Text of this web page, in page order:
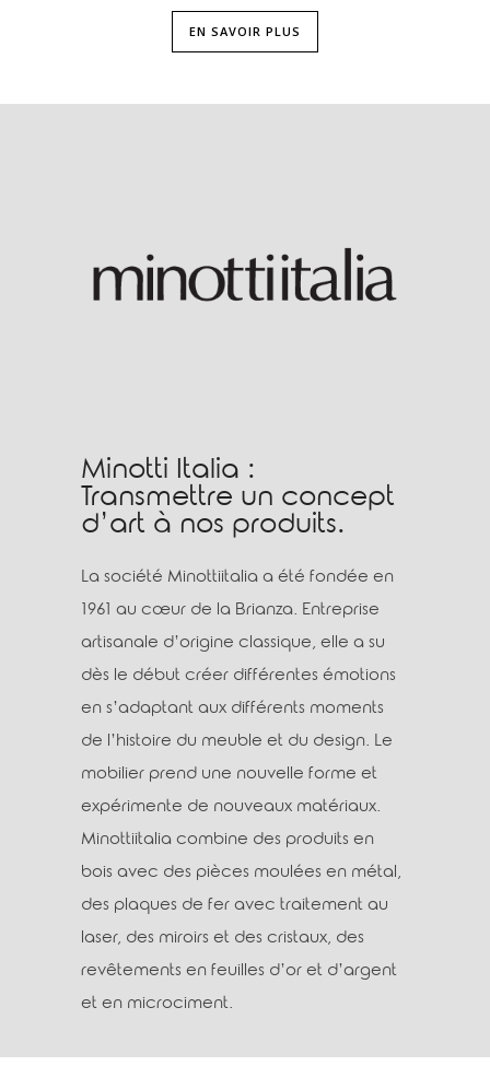
EN SAVOIR PLUS
Minotti Italia :
Transmettre un concept
d’art à nos produits.
La société Minottiitalia a été fondée en
1961 au cœur de la Brianza. Entreprise
artisanale d’origine classique, elle a su
dès le début créer différentes émotions
en s’adaptant aux différents moments
de l’histoire du meuble et du design. Le
mobilier prend une nouvelle forme et
expérimente de nouveaux matériaux.
Minottiitalia combine des produits en
bois avec des pièces moulées en métal,
des plaques de fer avec traitement au
laser, des miroirs et des cristaux, des
revêtements en feuilles d’or et d’argent
et en microciment.